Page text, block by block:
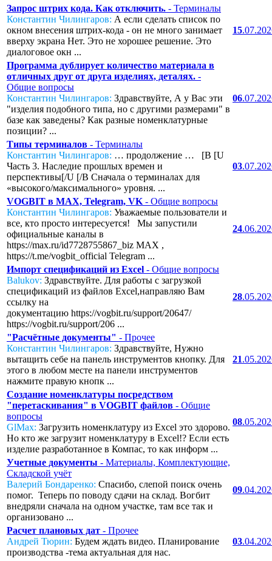
Запрос штрих кода. Как отключить. - Терминалы
Константин Чилингаров: А если сделать список по
окном внесения штрих-кода - он не много занимает
вверху экрана Нет. Это не хорошее решение. Это
диалоговое окн ...
15
Программа дублирует количество материала в
отличных друг от друга изделиях, деталях. -
Общие вопросы
Константин Чилингаров: Здравствуйте, А у Вас эти
"изделия подобного типа, но с другими размерами" в
базе как заведены? Как разные номенклатурные
позиции? ...
06
Типы терминалов - Терминалы
Константин Чилингаров: … продолжение … [B [U
Часть 3. Наследие прошлых времен и
перспективы[/U [/B Сначала о терминалах для
«высокого/максимального» уровня. ...
03
VOGBIT в MAX, Telegram, VK - Общие вопросы
Константин Чилингаров: Уважаемые пользователи и
все, кто просто интересуется! Мы запустили
официальные каналы в
https://max.ru/id7728755867_biz MAX ,
https://t.me/vogbit_official Telegram ...
24
Импорт спецификаций из Excel - Общие вопросы
Balukov: Здравствуйте. Для работы с загрузкой
спецификаций из файлов Excel,направляю Вам
ссылку на
документацию https://vogbit.ru/support/20647/
https://vogbit.ru/support/206 ...
28
"Расчётные документы" - Прочее
Константин Чилингаров: Здравствуйте, Нужно
вытащить себе на панель инструментов кнопку. Для
этого в любом месте на панели инструментов
нажмите правую кнопк ...
21
Создание номенклатуры посредством
"перетаскивания" в VOGBIT файлов - Общие
вопросы
GlMax: Загрузить номенклатуру из Excel это здорово.
Но кто же загрузит номенклатуру в Excel!? Если есть
изделие разработанное в Компас, то как информ ...
08
Учетные документы - Материалы, Комплектующие,
Складской учёт
Валерий Бондаренко: Спасибо, слепой поиск очень
помог. Теперь по поводу сдачи на склад. Вогбит
внедряли сначала на одном участке, там все так и
организовано ...
09
Расчет плановых дат - Прочее
Андрей Тюрин: Будем ждать видео. Планирование
производства -тема актуальная для нас.
03